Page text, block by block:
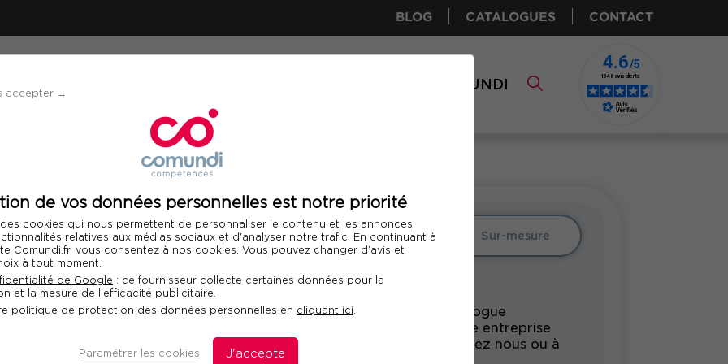
accepter →
de vos données personnelles est notre priorité
cookies qui nous permettent de personnaliser le contenu et les annonces,
relatives aux médias sociaux et d'analyser notre trafic. En continuant à
Comundi.fr, vous consentez à nos cookies. Vous pouvez changer d’avis et
à tout moment.
de Google : ce fournisseur collecte certaines données pour la
et la mesure de l'efficacité publicitaire.
politique de protection des données personnelles en cliquant ici.
Paramétrer les cookies J'accepte
BLOG CATALOGUES CONTACT
COMUNDI
Télécharger le programme
Niveau 1
courants, réaliser et
Intra Sur-mesure
Formation du catalogue
Comundi pour votre entreprise
dans vos locaux, chez nous ou à